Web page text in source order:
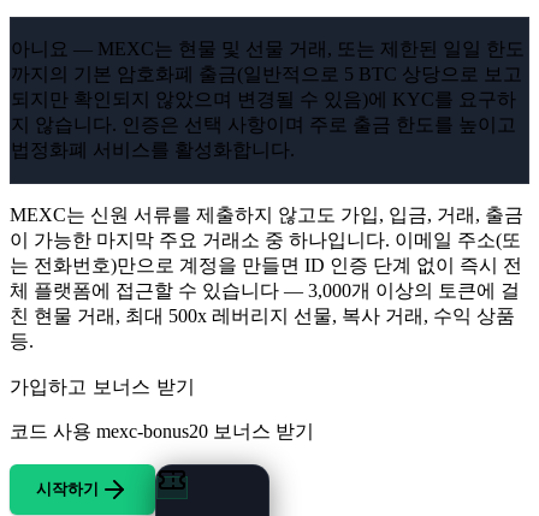
아니요 — MEXC는 현물 및 선물 거래, 또는 제한된 일일 한도
까지의 기본 암호화폐 출금(일반적으로 5 BTC 상당으로 보고
되지만 확인되지 않았으며 변경될 수 있음)에 KYC를 요구하
지 않습니다. 인증은 선택 사항이며 주로 출금 한도를 높이고
법정화폐 서비스를 활성화합니다.
MEXC는 신원 서류를 제출하지 않고도 가입, 입금, 거래, 출금
이 가능한 마지막 주요 거래소 중 하나입니다. 이메일 주소(또
는 전화번호)만으로 계정을 만들면 ID 인증 단계 없이 즉시 전
체 플랫폼에 접근할 수 있습니다 — 3,000개 이상의 토큰에 걸
친 현물 거래, 최대 500x 레버리지 선물, 복사 거래, 수익 상품
등.
가입하고 보너스 받기
코드 사용 mexc-bonus20 보너스 받기
시작하기